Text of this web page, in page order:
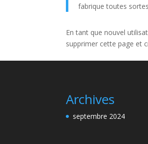
fabrique toutes
En tant que nouvel
supprimer cette page et
Archives
septembre 2024